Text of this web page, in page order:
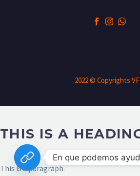
2022 © Copyrights
THIS IS A
This is a paragraph.
En que podemos